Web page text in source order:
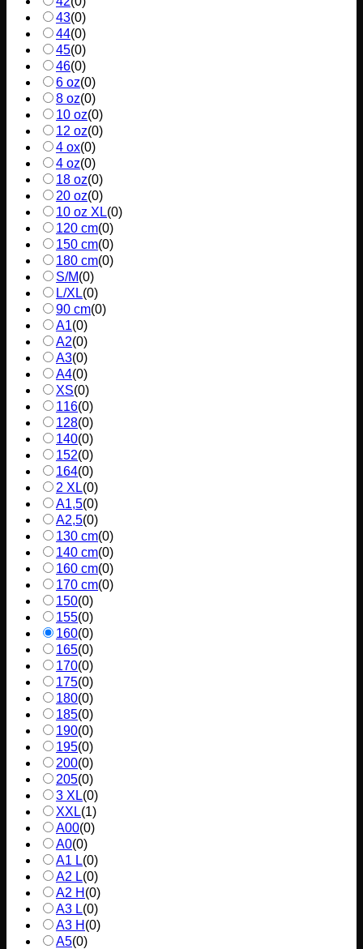
43(0)
44(0)
45(0)
46(0)
6 oz(0)
8 oz(0)
10 oz(0)
12 oz(0)
4 ox(0)
4 oz(0)
18 oz(0)
20 oz(0)
10 oz XL(0)
120 cm(0)
150 cm(0)
180 cm(0)
S/M(0)
L/XL(0)
90 cm(0)
A1(0)
A2(0)
A3(0)
A4(0)
XS(0)
116(0)
128(0)
140(0)
152(0)
164(0)
2 XL(0)
A1,5(0)
A2,5(0)
130 cm(0)
140 cm(0)
160 cm(0)
170 cm(0)
150(0)
155(0)
160(0)
165(0)
170(0)
175(0)
180(0)
185(0)
190(0)
195(0)
200(0)
205(0)
3 XL(0)
XXL(1)
A00(0)
A0(0)
A1 L(0)
A2 L(0)
A2 H (0)
A3 L(0)
A3 H (0)
A5(0)